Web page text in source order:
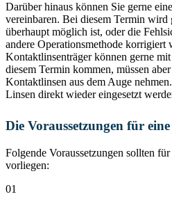
Darüber hinaus können Sie gerne
vereinbaren. Bei diesem Termin
überhaupt möglich ist, oder die
andere Operationsmethode korrigiert
Kontaktlinsenträger können gerne
diesem Termin kommen, müssen
Kontaktlinsen aus dem Auge
Linsen direkt wieder eingesetzt
Die Voraussetzungen für
Folgende Voraussetzungen sollten
vorliegen:
01